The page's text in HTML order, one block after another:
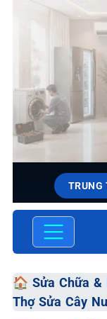
TRUNG
SỬA
Chất Lượng Tối
🏠 Sửa Chữa &
Thợ Sửa Cây